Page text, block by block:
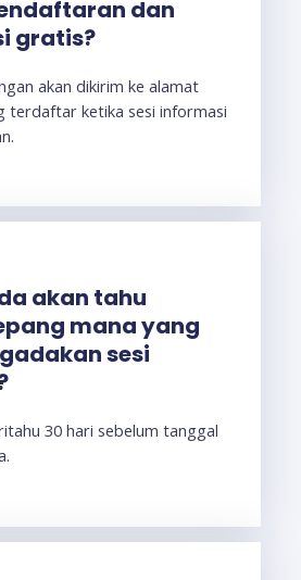
dan
gratis?
akan dikirim ke alamat
terdaftar ketika sesi informasi
akan tahu
mana yang
sesi
30 hari sebelum tanggal